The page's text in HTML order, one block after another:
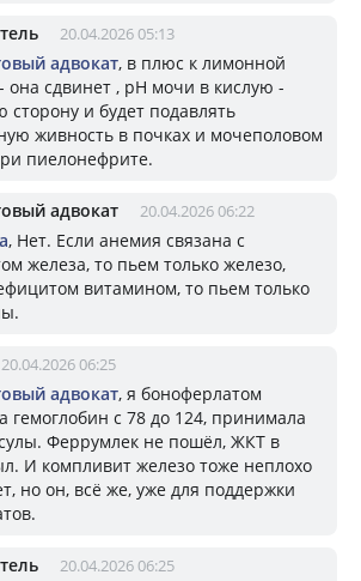
20.04.2026 05:13
адвокат, в плюс к лимонной
она сдвинет , pH мочи в кислую -
и будет подавлять
живность в почках и мочеполовом
пиелонефрите.
адвокат 20.04.2026 06:22
, Нет. Если анемия связана с
железа, то пьем только железо,
витамином, то пьем только
20.04.2026 06:25
адвокат, я боноферлатом
гемоглобин с 78 до 124, принимала
Феррумлек не пошёл, ЖКТ в
И компливит железо тоже неплохо
но он, всё же, уже для поддержки
20.04.2026 06:25